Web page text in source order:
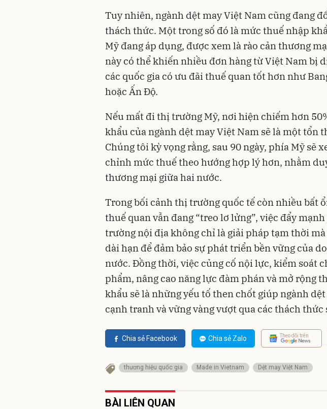
Tuy nhiên, ngành dệt may Việt Nam cũng đang
thách thức. Một trong số đó là mức thuế nhập
Mỹ đang áp dụng, được xem là rào cản thương
này có thể khiến nhiều đơn hàng từ Việt Nam bị
các quốc gia có ưu đãi thuế quan tốt hơn như
hoặc Ấn Độ.
Nếu mất đi thị trường Mỹ, nơi hiện chiếm hơn
khẩu của ngành dệt may Việt Nam sẽ là một tổn
Chúng tôi kỳ vọng rằng, sau 90 ngày, phía Mỹ sẽ
chỉnh mức thuế theo hướng hợp lý hơn, nhằm
thương mại giữa hai nước.
Trong bối cảnh thị trường quốc tế còn nhiều bất
thuế quan vẫn đang “treo lơ lửng”, việc đẩy
trường nội địa không chỉ là giải pháp tạm thời
dài hạn để đảm bảo sự phát triển bền vững của
nước. Đồng thời, việc củng cố nội lực, kiểm soát
phẩm, nâng cao năng lực đàm phán và mở rộng
khẩu sẽ là những yếu tố then chốt giúp ngành
cạnh tranh và vững vàng vượt qua các thách thức
Chia sẻ Facebook Chia sẻ Zalo Theo dõi trên
thương hiệu quốc gia Made in Vietnam Dệt may Việt Nam
BÀI LIÊN QUAN